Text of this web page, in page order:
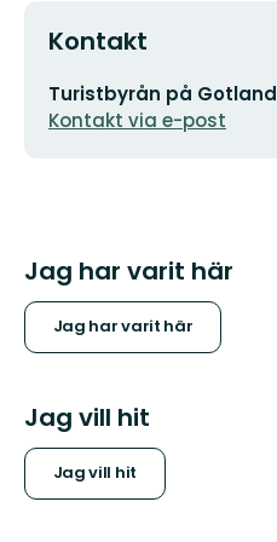
Kontakt
E-
postadress
Turistbyrån på Gotland
Kontakt via e-post
Jag har varit här
Jag har varit här
Jag vill hit
Jag vill hit